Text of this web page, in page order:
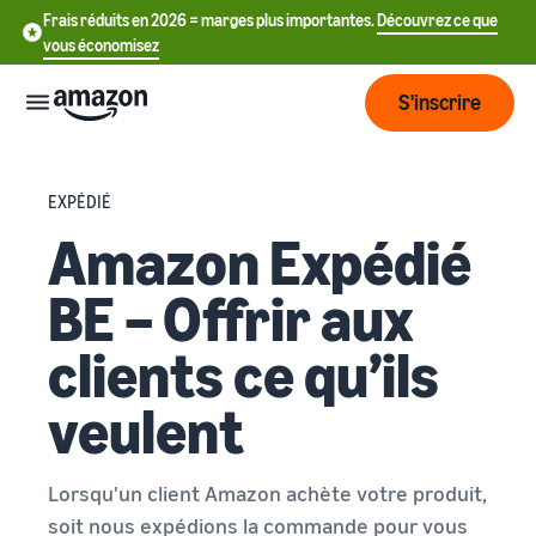
Frais réduits en 2026 = marges plus importantes.Découvrez ce que
vous économisez
Start
Commencer
à vendre
sur Amazon
Comment commencer
à vendre sur Amazon
Franchissez cette prochaine
étape pour devenir vendeur
Envoyer
Fulfillment
Aperçu
L'exécution des
commandes clients
Découvrez les solutions
appropriées pour exécuter
Grandir
Atteindre
plus de
clients
Tarification
Connaître
Outils
English
S'inscrire
EXPÉDIÉ
Amazon Expédié
BE – Offrir aux
clients ce qu’ils
veulent
Lorsqu'un client Amazon achète votre produit,
soit nous expédions la commande pour vous